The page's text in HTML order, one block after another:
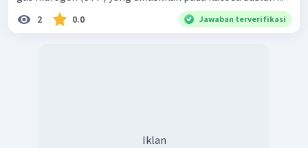
2 0.0 Jawaban terverifikasi
Iklan